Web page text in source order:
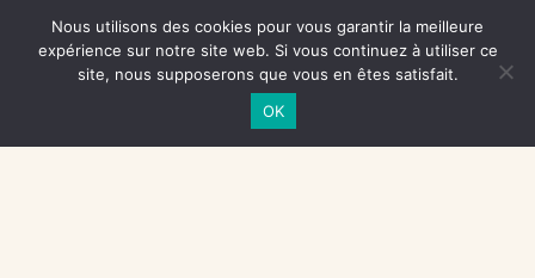
NOS SOUTIENS
CENTRE NATIONAL DU LIVRE
Nous utilisons des cookies pour vous garantir la meilleure
expérience sur notre site web. Si vous continuez à utiliser ce
site, nous supposerons que vous en êtes satisfait.
OK